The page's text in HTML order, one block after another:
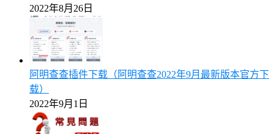
2022年8月26日
阿明查查插件下载（阿明查查2022年9月最新版本官方下
载）
2022年9月1日